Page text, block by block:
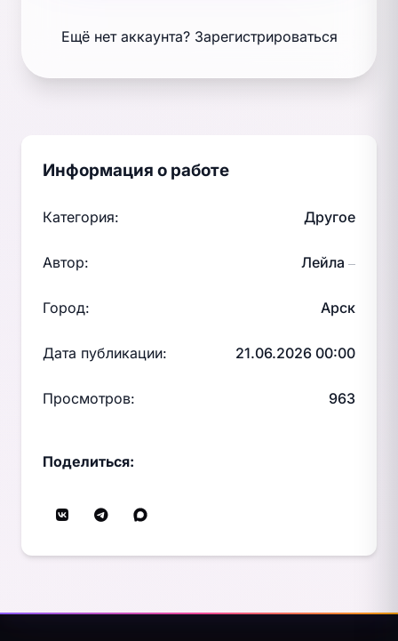
Ещё нет аккаунта? Зарегистрироваться
Информация о работе
Категория: Другое
Автор: Лейла —
Город: Арск
Дата публикации: 21.06.2026 00:00
Просмотров: 963
Поделиться: